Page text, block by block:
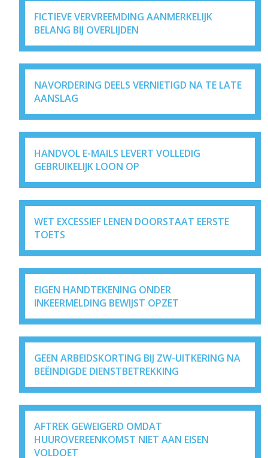
FICTIEVE VERVREEMDING AANMERKELIJK
BELANG BIJ OVERLIJDEN
NAVORDERING DEELS VERNIETIGD NA TE LATE
AANSLAG
HANDVOL E-MAILS LEVERT VOLLEDIG
GEBRUIKELIJK LOON OP
WET EXCESSIEF LENEN DOORSTAAT EERSTE
TOETS
EIGEN HANDTEKENING ONDER
INKEERMELDING BEWIJST OPZET
GEEN ARBEIDSKORTING BIJ ZW-UITKERING NA
BEËINDIGDE DIENSTBETREKKING
AFTREK GEWEIGERD OMDAT
HUUROVEREENKOMST NIET AAN EISEN
VOLDOET